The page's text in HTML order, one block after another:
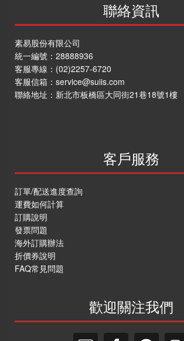
聯絡資訊
素易股份有限公司
統一編號：28888936
客服專線： (02)2257-6720
客服信箱： service@suiis.com
聯絡地址： 新北市板橋區大同街21巷18號1樓
客戶服務
訂單/配送進度查詢
運費如何計算
訂購說明
發票問題
海外訂購辦法
折價券說明
FAQ常見問題
歡迎關注我們